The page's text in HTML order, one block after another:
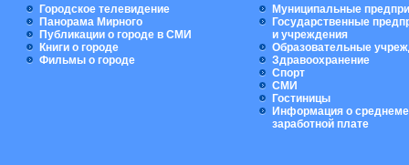
Городское телевидение
Панорама Мирного
Публикации о городе в СМИ
Книги о городе
Фильмы о городе
Муниципальные
Государственные
и учреждения
Образовательные
Здравоохранение
Спорт
СМИ
Гостиницы
Информация о
заработной плате